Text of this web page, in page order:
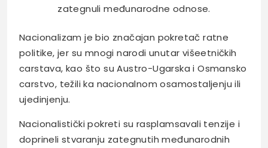
zategnuli međunarodne odnose.
Nacionalizam je bio značajan pokretač ratne
politike, jer su mnogi narodi unutar višeetničkih
carstava, kao što su Austro-Ugarska i Osmansko
carstvo, težili ka nacionalnom osamostaljenju ili
ujedinjenju.
Nacionalistički pokreti su rasplamsavali tenzije i
doprineli stvaranju zategnutih međunarodnih